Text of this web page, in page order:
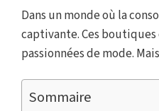
Dans un monde où la
captivante. Ces
passionnées de mode.
Sommaire